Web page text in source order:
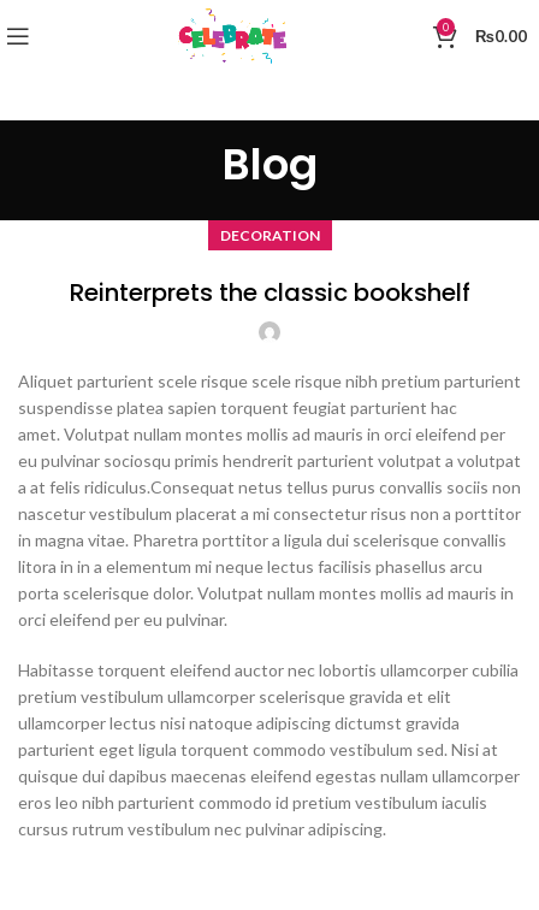
0 ₨0.00
Blog
DECORATION
Reinterprets the classic bookshelf
Aliquet parturient scele risque scele risque nibh pretium parturient
suspendisse platea sapien torquent feugiat parturient hac
amet. Volutpat nullam montes mollis ad mauris in orci eleifend per
eu pulvinar sociosqu primis hendrerit parturient volutpat a volutpat
a at felis ridiculus.Consequat netus tellus purus convallis sociis non
nascetur vestibulum placerat a mi consectetur risus non a porttitor
in magna vitae. Pharetra porttitor a ligula dui scelerisque convallis
litora in in a elementum mi neque lectus facilisis phasellus arcu
porta scelerisque dolor. Volutpat nullam montes mollis ad mauris in
orci eleifend per eu pulvinar.
Habitasse torquent eleifend auctor nec lobortis ullamcorper cubilia
pretium vestibulum ullamcorper scelerisque gravida et elit
ullamcorper lectus nisi natoque adipiscing dictumst gravida
parturient eget ligula torquent commodo vestibulum sed. Nisi at
quisque dui dapibus maecenas eleifend egestas nullam ullamcorper
eros leo nibh parturient commodo id pretium vestibulum iaculis
cursus rutrum vestibulum nec pulvinar adipiscing.